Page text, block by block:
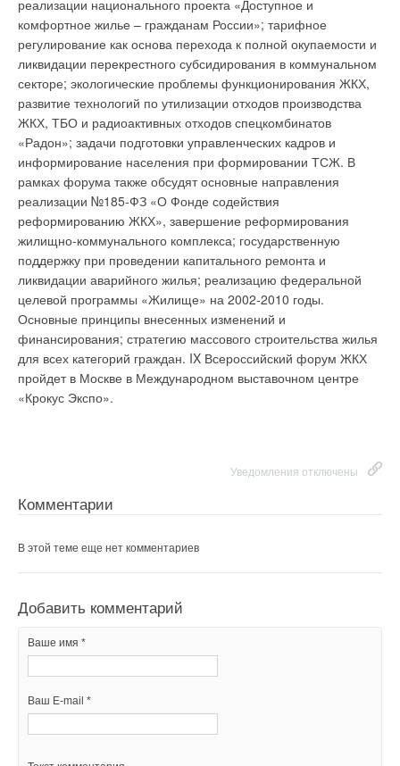
реализации национального проекта «Доступное и
комфортное жилье – гражданам России»; тарифное
регулирование как основа перехода к полной окупаемости и
ликвидации перекрестного субсидирования в коммунальном
секторе; экологические проблемы функционирования ЖКХ,
развитие технологий по утилизации отходов производства
ЖКХ, ТБО и радиоактивных отходов спецкомбинатов
«Радон»; задачи подготовки управленческих кадров и
информирование населения при формировании ТСЖ. В
рамках форума также обсудят основные направления
реализации №185-ФЗ «О Фонде содействия
реформированию ЖКХ», завершение реформирования
жилищно-коммунального комплекса; государственную
поддержку при проведении капитального ремонта и
ликвидации аварийного жилья; реализацию федеральной
целевой программы «Жилище» на 2002-2010 годы.
Основные принципы внесенных изменений и
финансирования; стратегию массового строительства жилья
для всех категорий граждан. IX Всероссийский форум ЖКХ
пройдет в Москве в Международном выставочном центре
«Крокус Экспо».
Уведомления отключены
Комментарии
В этой теме еще нет комментариев
Добавить комментарий
Ваше имя *
Ваш E-mail *
Добавить комментарий
Ваше имя *
Ваш E-mail *
Текст комментария
это насосные установки повышения давления Comfort Vario
COR-MVIE. Насосы MVIE – это многоступенчатые
вертикальные центробежные насосы in-line типа. Рабочие
колёса, диффузоры, крышки диффузоров выполнены из
нержавеющей стали 1.4401 (AISI 316)/1.4404 (AISI 316L).
Основание насоса и фланцы изготовлены из чугуна EN-CJL
250 с покрытием KTL. Двигатель насосов трёх фазный со
стандартизированным подсоединением. Раздельные
усиленные подшипники насоса обеспечивают полную
компенсацию осевых сил. Встроенный в двигатель
преобразователь частоты с воздушным охлаждением
позволяет изменять частоту тока от 20 до максимальной 50
Гц (частота вращения ротора 1100 до 2975 об/мин.).
Изменение частоты может задаваться как вручную, на блоке
управления насосом, так и внешним сигналом
дистанционно. Источник: WILO
Уведомления отключены
Комментарии
Добавить комментарий
Ваше имя *
Ваш E-mail *